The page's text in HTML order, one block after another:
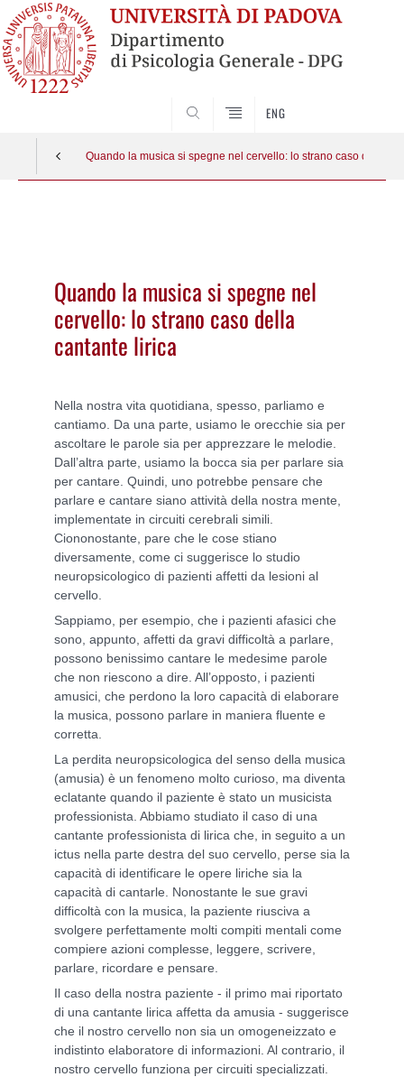
ENG
Quando la musica si spegne nel cervello: lo strano caso della
Quando la musica si spegne nel
cervello: lo strano caso della
cantante lirica
Nella nostra vita quotidiana, spesso, parliamo e
cantiamo. Da una parte, usiamo le orecchie sia per
ascoltare le parole sia per apprezzare le melodie.
Dall’altra parte, usiamo la bocca sia per parlare sia
per cantare. Quindi, uno potrebbe pensare che
parlare e cantare siano attività della nostra mente,
implementate in circuiti cerebrali simili.
Ciononostante, pare che le cose stiano
diversamente, come ci suggerisce lo studio
neuropsicologico di pazienti affetti da lesioni al
cervello.
Sappiamo, per esempio, che i pazienti afasici che
sono, appunto, affetti da gravi difficoltà a parlare,
possono benissimo cantare le medesime parole
che non riescono a dire. All’opposto, i pazienti
amusici, che perdono la loro capacità di elaborare
la musica, possono parlare in maniera fluente e
corretta.
La perdita neuropsicologica del senso della musica
(amusia) è un fenomeno molto curioso, ma diventa
eclatante quando il paziente è stato un musicista
professionista. Abbiamo studiato il caso di una
cantante professionista di lirica che, in seguito a un
ictus nella parte destra del suo cervello, perse sia la
capacità di identificare le opere liriche sia la
capacità di cantarle. Nonostante le sue gravi
difficoltà con la musica, la paziente riusciva a
svolgere perfettamente molti compiti mentali come
compiere azioni complesse, leggere, scrivere,
parlare, ricordare e pensare.
Il caso della nostra paziente - il primo mai riportato
di una cantante lirica affetta da amusia - suggerisce
che il nostro cervello non sia un omogeneizzato e
indistinto elaboratore di informazioni. Al contrario, il
nostro cervello funziona per circuiti specializzati.